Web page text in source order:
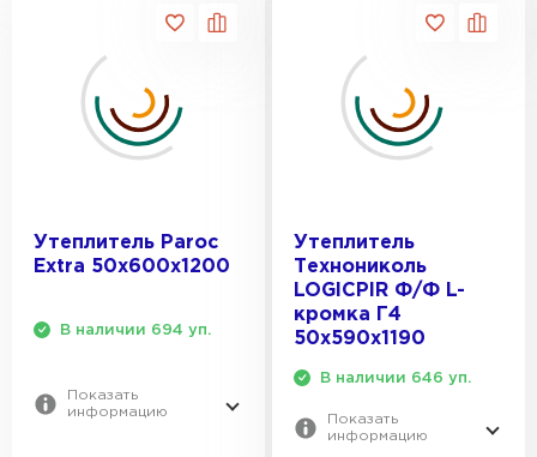
Утеплитель Paroc
Extra 50х600х1200
В наличии 694 уп.
Показать
информацию
Утеплитель
Технониколь
LOGICPIR Ф/Ф L-
кромка Г4
50х590х1190
В наличии 646 уп.
Показать
информацию